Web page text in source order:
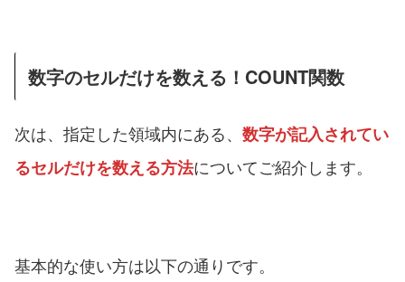
数字のセルだけを数える！COUNT関数
次は、指定した領域内にある、 数字が記入されてい
るセルだけを数える方法についてご紹介します。
基本的な使い方は以下の通りです。